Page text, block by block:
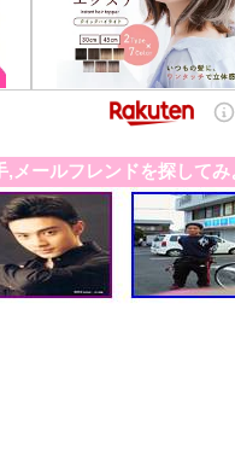
ールフレンドを探してみ